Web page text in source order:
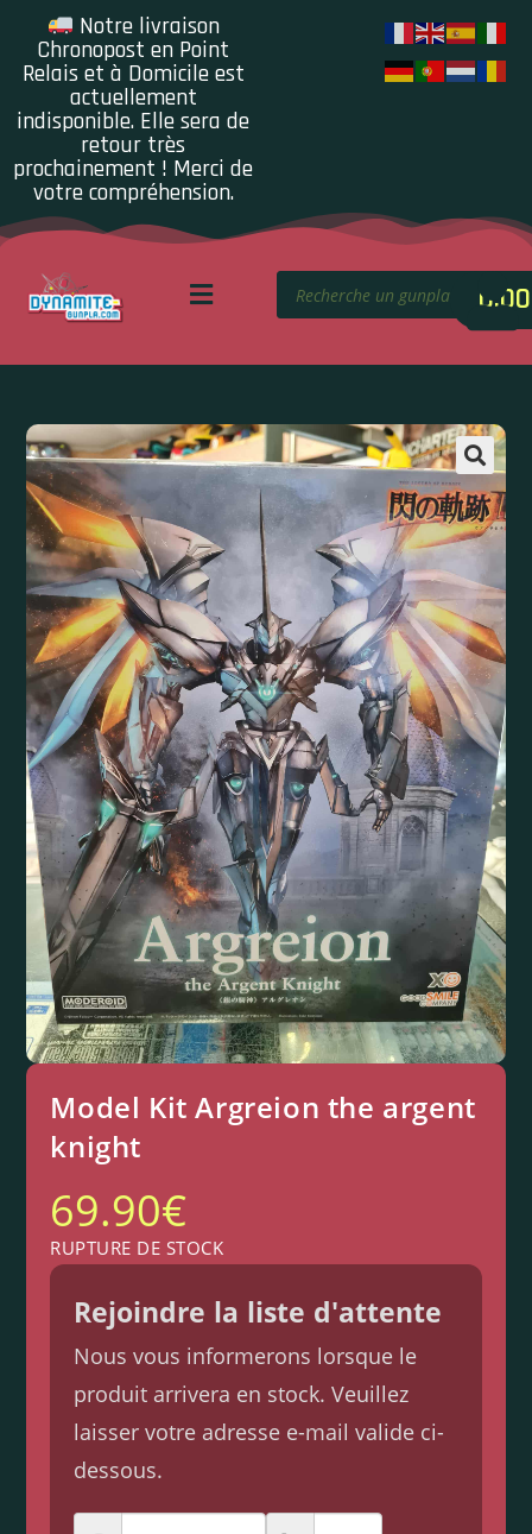
Notre livraison
Chronopost en Point
Relais et à Domicile est
actuellement
indisponible. Elle sera de
retour très
prochainement ! Merci de
votre compréhension.
0.00
Model Kit Argreion the argent
knight
69.90€
RUPTURE DE STOCK
Rejoindre la liste d'attente
Nous vous informerons lorsque le
produit arrivera en stock. Veuillez
laisser votre adresse e-mail valide ci-
dessous.